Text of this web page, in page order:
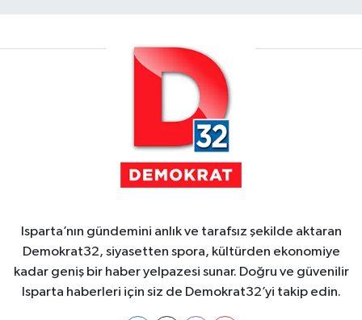
Isparta’nın gündemini anlık ve tarafsız şekilde aktaran
Demokrat32, siyasetten spora, kültürden ekonomiye
kadar geniş bir haber yelpazesi sunar. Doğru ve güvenilir
Isparta haberleri için siz de Demokrat32’yi takip edin.